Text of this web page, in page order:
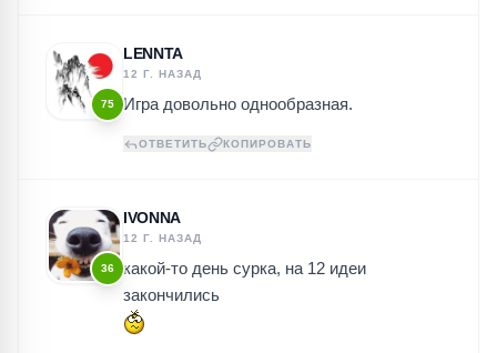
75
LENNTA
12 Г. НАЗАД
Игра довольно однообразная.
ОТВЕТИТЬ КОПИРОВАТЬ
36
IVONNA
12 Г. НАЗАД
какой-то день сурка, на 12 идеи
закончились